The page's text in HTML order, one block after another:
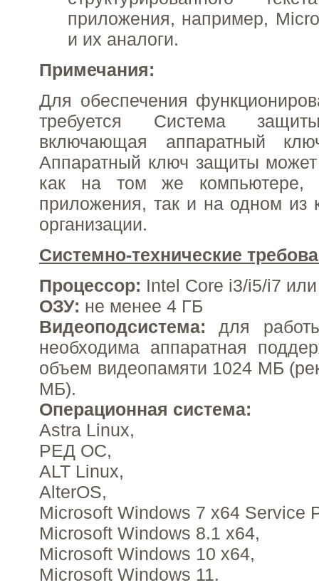
приложения, например,
и их аналоги.
Примечания:
Для обеспечения
требуется Система
включающая аппаратный
Аппаратный ключ защиты
как на том же компьютере,
приложения, так и на одном из
организации.
Системно-технические
Процессор: Intel Core i3/i5/i7
ОЗУ: не менее 4 ГБ
Видеоподсистема: для
необходима аппаратная
объем видеопамяти 1024 МБ
МБ).
Операционная система:
Astra Linux,
РЕД ОС,
ALT Linux,
AlterOS,
Microsoft Windows 7 x64 Service
Microsoft Windows 8.1 x64,
Microsoft Windows 10 x64,
Microsoft Windows 11.